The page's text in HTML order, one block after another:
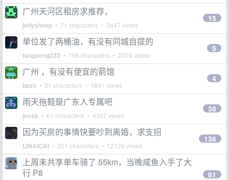
广州天河区租房求推荐，
jellysheep • 71 characters • 3447 views
15
单位发了两桶油，有没有同城自提的
tangseng233 • 198 characters • 2009 views
5
广州 ，有没有便宜的箭馆
bzsh • 31 characters • 1891 views
4
雨天拖鞋是广东人专属吧
jeesk • 61 characters • 4367 views
38
因为买房的事情快要吵到离婚，求支招
LINAICAI • 201 characters • 12126 views
136
上周末共享单车骑了 55km，当晚咸鱼入手了大
行 P8
81